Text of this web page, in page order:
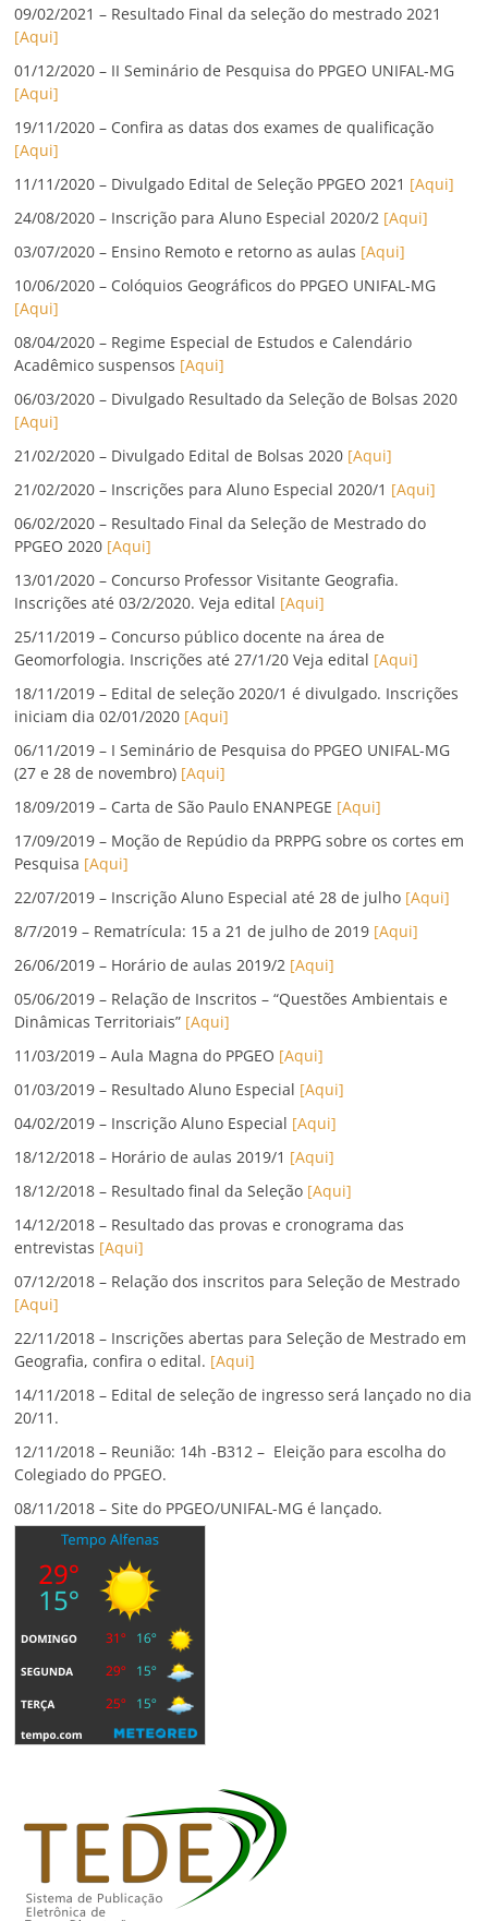
09/02/2021 – Resultado Final da seleção do mestrado 2021
[Aqui]
01/12/2020 – II Seminário de Pesquisa do PPGEO UNIFAL-MG
[Aqui]
19/11/2020 – Confira as datas dos exames de qualificação
[Aqui]
11/11/2020 – Divulgado Edital de Seleção PPGEO 2021 [Aqui]
24/08/2020 – Inscrição para Aluno Especial 2020/2 [Aqui]
03/07/2020 – Ensino Remoto e retorno as aulas [Aqui]
10/06/2020 – Colóquios Geográficos do PPGEO UNIFAL-MG
[Aqui]
08/04/2020 – Regime Especial de Estudos e Calendário
Acadêmico suspensos [Aqui]
06/03/2020 – Divulgado Resultado da Seleção de Bolsas 2020
[Aqui]
21/02/2020 – Divulgado Edital de Bolsas 2020 [Aqui]
21/02/2020 – Inscrições para Aluno Especial 2020/1 [Aqui]
06/02/2020 – Resultado Final da Seleção de Mestrado do
PPGEO 2020 [Aqui]
13/01/2020 – Concurso Professor Visitante Geografia.
Inscrições até 03/2/2020. Veja edital [Aqui]
25/11/2019 – Concurso público docente na área de
Geomorfologia. Inscrições até 27/1/20 Veja edital [Aqui]
18/11/2019 – Edital de seleção 2020/1 é divulgado. Inscrições
iniciam dia 02/01/2020 [Aqui]
06/11/2019 – I Seminário de Pesquisa do PPGEO UNIFAL-MG
(27 e 28 de novembro) [Aqui]
18/09/2019 – Carta de São Paulo ENANPEGE [Aqui]
17/09/2019 – Moção de Repúdio da PRPPG sobre os cortes em
Pesquisa [Aqui]
22/07/2019 – Inscrição Aluno Especial até 28 de julho [Aqui]
8/7/2019 – Rematrícula: 15 a 21 de julho de 2019 [Aqui]
26/06/2019 – Horário de aulas 2019/2 [Aqui]
05/06/2019 – Relação de Inscritos – “Questões Ambientais e
Dinâmicas Territoriais” [Aqui]
11/03/2019 – Aula Magna do PPGEO [Aqui]
01/03/2019 – Resultado Aluno Especial [Aqui]
04/02/2019 – Inscrição Aluno Especial [Aqui]
18/12/2018 – Horário de aulas 2019/1 [Aqui]
18/12/2018 – Resultado final da Seleção [Aqui]
14/12/2018 – Resultado das provas e cronograma das
entrevistas [Aqui]
07/12/2018 – Relação dos inscritos para Seleção de Mestrado
[Aqui]
22/11/2018 – Inscrições abertas para Seleção de Mestrado em
Geografia, confira o edital. [Aqui]
14/11/2018 – Edital de seleção de ingresso será lançado no dia
20/11.
12/11/2018 – Reunião: 14h -B312 – Eleição para escolha do
Colegiado do PPGEO.
08/11/2018 – Site do PPGEO/UNIFAL-MG é lançado.